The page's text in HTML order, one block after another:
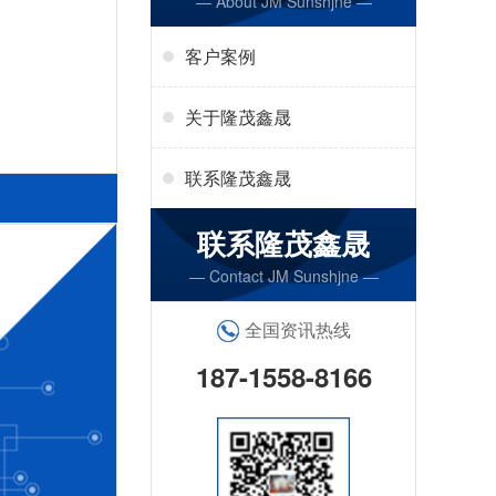
客户案例
关于隆茂鑫晟
联系隆茂鑫晟
联系隆茂鑫晟
— Contact JM Sunshjne —
全国资讯热线
187-1558-8166